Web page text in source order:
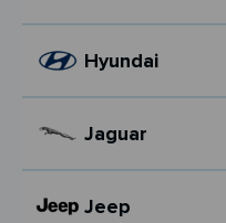
Hyundai
Jaguar
Jeep